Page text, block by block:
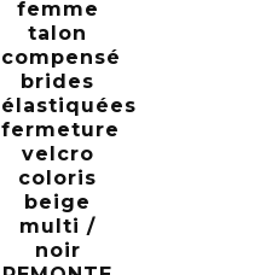
femme
talon
compensé
brides
élastiquées
fermeture
velcro
coloris
beige
multi /
noir